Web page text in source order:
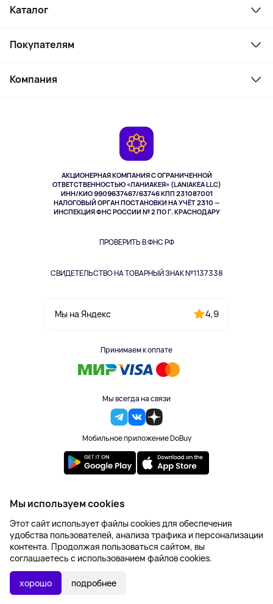
УТОЧНИТЬ НАЛИЧИЕ
АКЦИОНЕРНАЯ КОМПАНИЯ С ОГРАНИЧЕННОЙ
ОТВЕТСТВЕННОСТЬЮ «ЛАНИАКЕЯ» (LANIAKEA LLC)
ИНН/КИО 9909637467/63746 КПП 231087001
НАЛОГОВЫЙ ОРГАН ПОСТАНОВКИ НА УЧЁТ 2310 —
ИНСПЕКЦИЯ ФНС РОССИИ № 2 ПО Г. КРАСНОДАРУ
ПРОВЕРИТЬ В ФНС РФ
СВИДЕТЕЛЬСТВО НА ТОВАРНЫЙ ЗНАК №1137338
Мы на Яндекс 4,9
Принимаем к оплате
Мы всегда на связи
Мобильное приложение DoBuy
Каталог
Ноутбуки, мониторы, VR
Косметика и уход
Здоровье питомцев
Одежда и аксессуары
Покупателям
Как заказать
Компания
2023-2026 © DoBuy. Все права защищены
Правила обработки персональных данных
Пользовательское соглашение
Оферта
Создание сайта – NetLab
Мы используем cookies
Этот сайт использует файлы cookies для обеспечения
удобства пользователей, анализа трафика и персонализации
контента. Продолжая пользоваться сайтом, вы
соглашаетесь с использованием файлов cookies.
хорошо подробнее